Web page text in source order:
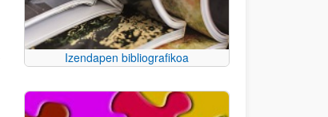
Izendapen bibliografikoa